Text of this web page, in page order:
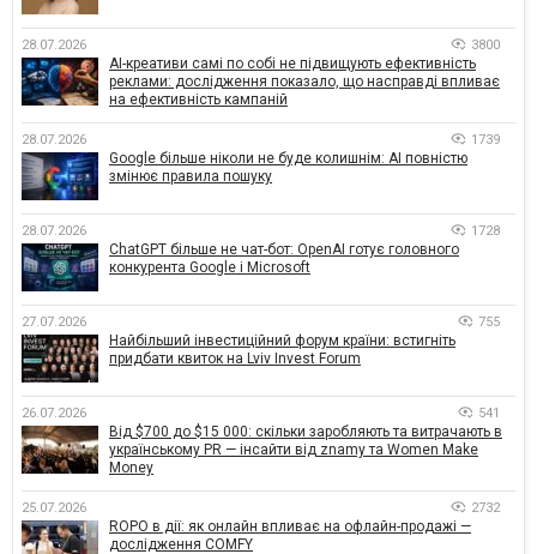
28.07.2026 3800
AI-креативи самі по собі не підвищують ефективність
реклами: дослідження показало, що насправді впливає
на ефективність кампаній
28.07.2026 1739
Google більше ніколи не буде колишнім: AI повністю
змінює правила пошуку
28.07.2026 1728
ChatGPT більше не чат-бот: OpenAI готує головного
конкурента Google і Microsoft
27.07.2026 755
Найбільший інвестиційний форум країни: встигніть
придбати квиток на Lviv Invest Forum
26.07.2026 541
Від $700 до $15 000: скільки заробляють та витрачають в
українському PR — інсайти від znamy та Women Make
Money
25.07.2026 2732
ROPO в дії: як онлайн впливає на офлайн-продажі —
дослідження COMFY